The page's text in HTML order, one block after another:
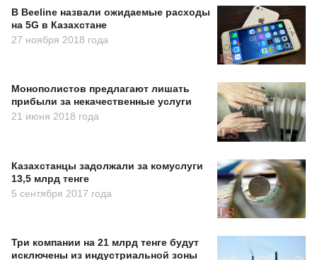
В Beeline назвали ожидаемые расходы
на 5G в Казахстане
27 ноября 2018 года
Монополистов предлагают лишать
прибыли за некачественные услуги
21 июня 2018 года
Казахстанцы задолжали за комуслуги
13,5 млрд тенге
5 сентября 2017 года
Три компании на 21 млрд тенге будут
исключены из индустриальной зоны